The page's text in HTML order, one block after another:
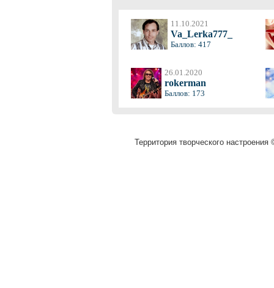
11.10.2021
Va_Lerka777_
Баллов: 417
26.01.2020
rokerman
Баллов: 173
Территория творческого